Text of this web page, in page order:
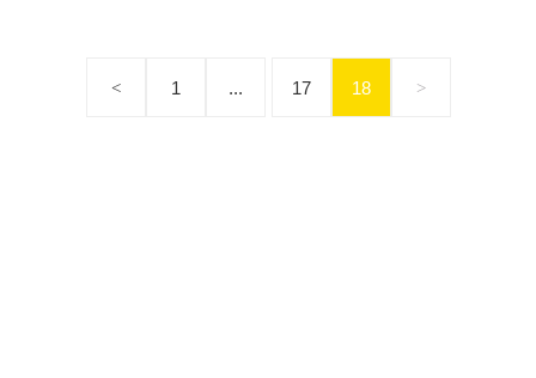
以單位名義反…
< 1 ... 17 18 >